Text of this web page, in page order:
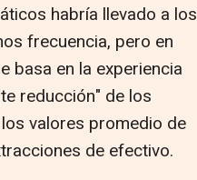
habría llevado a los
frecuencia, pero en
basa en la experiencia
reducción" de los
valores promedio de
de efectivo.